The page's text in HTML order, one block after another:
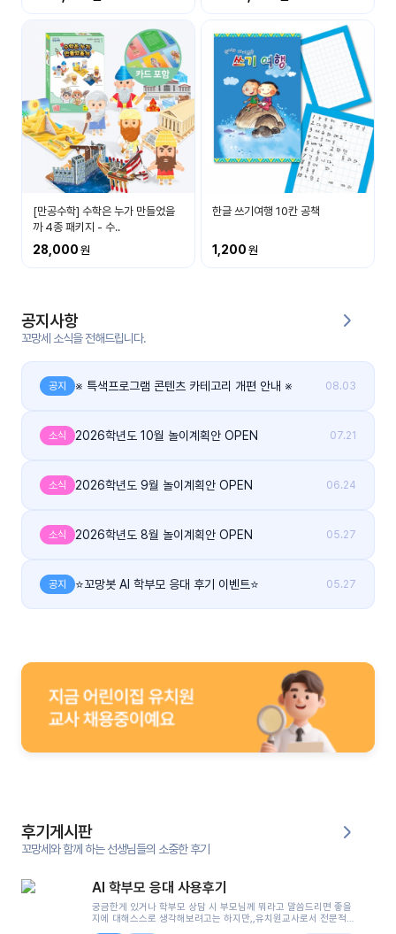
공지
사항
이벤
들의
이야
게시
판
그
[만공수학] 수학은 누가 만들었을
까 4종 패키지 - 수..
28,000
한글 쓰기여행 10칸 공책
1,200
공지사항
꼬망세 소식을 전해드립니다.
공지 ※ 특색프로그램 콘텐츠 카테고리 개편 안내 ※ 08.03
소식 2026학년도 10월 놀이계획안 OPEN 07.21
소식 2026학년도 9월 놀이계획안 OPEN 06.24
소식 2026학년도 8월 놀이계획안 OPEN 05.27
공지 ⭐꼬망봇 AI 학부모 응대 후기 이벤트⭐ 05.27
후기게시판
꼬망세와 함께 하는 선생님들의 소중한 후기
AI 학부모 응대 사용후기
궁금한게 있거나 학부모 상담 시 부모님께 뭐라고 말씀드리면 좋을
지에 대해스스로 생각해보려고는 하지만,,유치원교사로서 전문적인